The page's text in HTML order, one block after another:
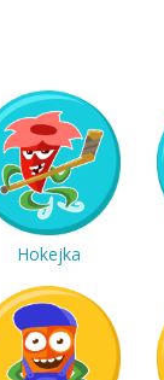
Hokejka